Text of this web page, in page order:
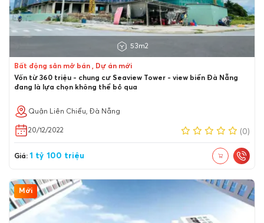
53m2
Bất động sản mở bán , Dự án mới
Vốn từ 360 triệu - chung cư Seaview Tower - view biển Đà Nẵng
đang là lựa chọn không thể bỏ qua
Quận Liên Chiểu, Đà Nẵng
20/12/2022 (0)
Giá: 1 tỷ 100 triệu
Mới